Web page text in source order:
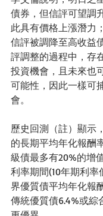
債券，但信評可望調
此具有價格上漲潛力
信評被調降至高收益
評調整的過程中，存
投資機會，且未來也
可能性，因此一樣可
會。
歷史回測（註）顯示
的長期平均年化報酬
級債最多有20%的增
利率期間(10年期利率
界優質債平均年化報
傳統優質債6.4%或綜